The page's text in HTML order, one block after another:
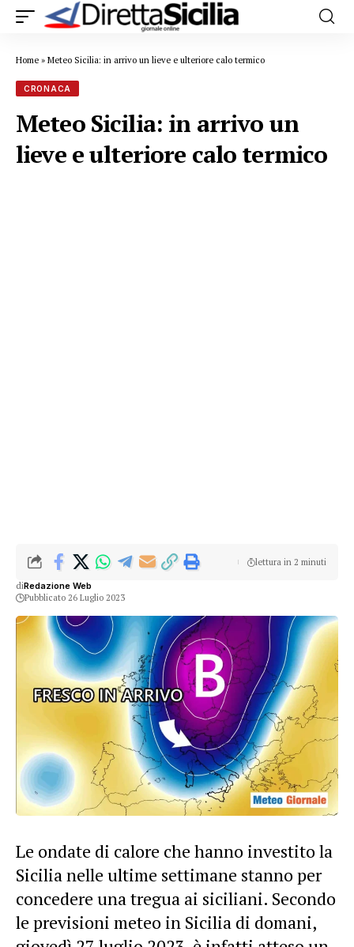
Home » Meteo Sicilia: in arrivo un lieve e ulteriore calo termico
CRONACA
Meteo Sicilia: in arrivo un
lieve e ulteriore calo termico
diRedazione Web
Pubblicato 26 Luglio 2023
lettura in 2 minuti
Le ondate di calore che hanno investito la
Sicilia nelle ultime settimane stanno per
concedere una tregua ai siciliani. Secondo
le previsioni meteo in Sicilia di domani,